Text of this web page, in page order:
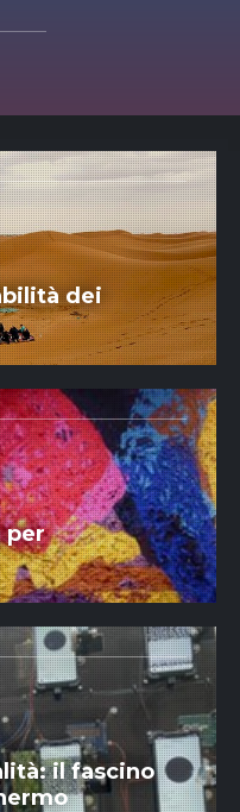
dei
per
il fascino